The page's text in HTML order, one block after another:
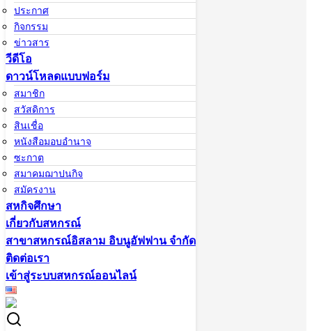
ประกาศ
กิจกรรม
ข่าวสาร
วีดีโอ
ดาวน์โหลดแบบฟอร์ม
สมาชิก
สวัสดิการ
สินเชื่อ
หนังสือมอบอำนาจ
ซะกาต
สมาคมฌาปนกิจ
สมัครงาน
สหกิจศึกษา
เกี่ยวกับสหกรณ์
สาขาสหกรณ์อิสลาม อิบนูอัฟฟาน จำกัด
ติดต่อเรา
เข้าสู่ระบบสหกรณ์ออนไลน์
มารู้จักอิบนูอัฟ
ฟาน
ประวัติ อุษมาน
บิน อัฟฟาน
คณะกรรมการ
ดำเนินการ ชุดที่
27
ทำเนียบเจ้าหน้าที่
สาขาสหกรณ์
อิสลาม อิบนูอัฟ
ฟาน จำกัด
ผู้บริหารสหกรณ์
ติดต่อเรา
073-337-646
หรือ 093-
5808055
ibnuaffan1421@gmail.com
ติดตาม
ข่าวสาร